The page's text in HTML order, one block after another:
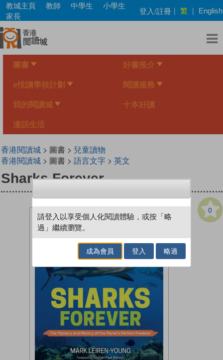
Skip
main
content
教城主頁 教師 中學生
小學生
家長
登入/註冊 | 繁 | English
圖書 好書推介
e悅讀學校計劃 閱讀服務
我的閱讀城 十本好讀
漫話生活
香港閱讀城> 圖書 > 兒童讀物
香港閱讀城> 圖書 > 語言文字> 英文
Sharks Forever
0
請登入以享受個人化閱讀體驗，或按「略
過」繼續瀏覽。
成為會員 登入 略過